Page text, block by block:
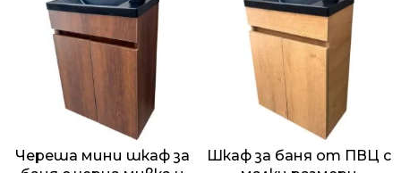
548.00 лв..
398.97 лв..
548.00 лв..
398.97 лв..
Череша мини шкаф за
Шкаф за баня от ПВЦ с